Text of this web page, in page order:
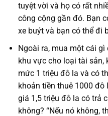
tuyệt vời và họ có rất
công cộng gần đó. Bạn
xe buýt và bạn có thể đi
Ngoài ra, mua một cái
khu vực cho loại tài sản,
mức 1 triệu đô la và có
khoản tiền thuê 1000
giá 1,5 triệu đô la có trả
không? “Nếu nó không,